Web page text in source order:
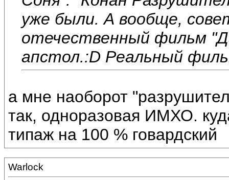
уже были. А вообще,
отечественный фильм
апстол.:D Реальный
а мне наоборот
так, одноразовая ИМХО.
типаж на 100 % говардский
Warlock